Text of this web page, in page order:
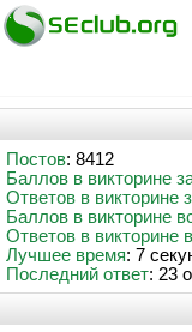
Постов: 8412
Баллов в викторине
Ответов в викторине
Баллов в викторине
Ответов в викторине
Лучшее время: 7
Последний ответ: 23